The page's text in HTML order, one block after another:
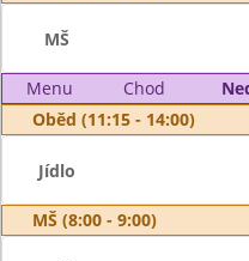
MŠ
Menu Chod
Oběd (11:15 - 14:00)
Jídlo
MŠ (8:00 - 9:00)